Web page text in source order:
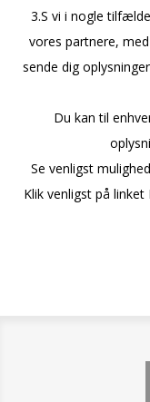
3.S vi i nogle
vores partnere,
sende dig
Du kan til
Se venligst
Klik venligst på